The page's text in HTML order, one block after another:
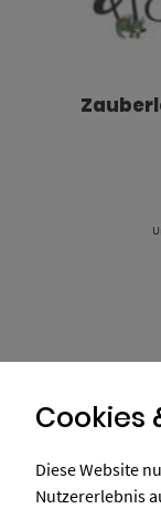
Cookies
Diese Website
Nutzererlebnis